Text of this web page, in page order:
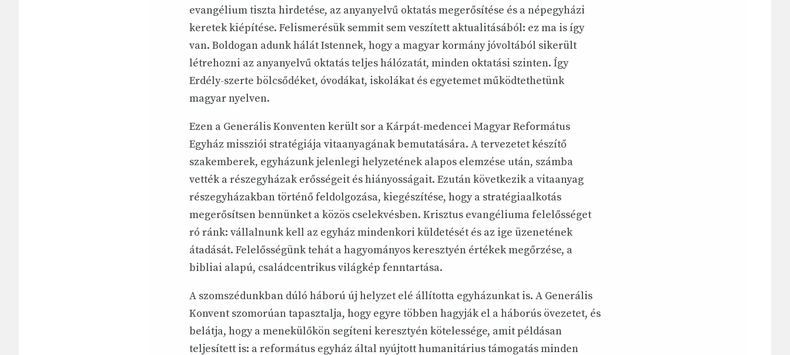
evangélium tiszta hirdetése, az anyanyelvű oktatás megerősítése és a népegyházi
keretek kiépítése. Felismerésük semmit sem veszített aktualitásából: ez ma is így
van. Boldogan adunk hálát Istennek, hogy a magyar kormány jóvoltából sikerült
létrehozni az anyanyelvű oktatás teljes hálózatát, minden oktatási szinten. Így
Erdély-szerte bölcsődéket, óvodákat, iskolákat és egyetemet működtethetünk
magyar nyelven.
Ezen a Generális Konventen került sor a Kárpát-medencei Magyar Református
Egyház missziói stratégiája vitaanyagának bemutatására. A tervezetet készítő
szakemberek, egyházunk jelenlegi helyzetének alapos elemzése után, számba
vették a részegyházak erősségeit és hiányosságait. Ezután következik a vitaanyag
részegyházakban történő feldolgozása, kiegészítése, hogy a stratégiaalkotás
megerősítsen bennünket a közös cselekvésben. Krisztus evangéliuma felelősséget
ró ránk: vállalnunk kell az egyház mindenkori küldetését és az ige üzenetének
átadását. Felelősségünk tehát a hagyományos keresztyén értékek megőrzése, a
bibliai alapú, családcentrikus világkép fenntartása.
A szomszédunkban dúló háború új helyzet elé állította egyházunkat is. A Generális
Konvent szomorúan tapasztalja, hogy egyre többen hagyják el a háborús övezetet, és
belátja, hogy a menekülőkön segíteni keresztyén kötelessége, amit példásan
teljesített is: a református egyház által nyújtott humanitárius támogatás minden